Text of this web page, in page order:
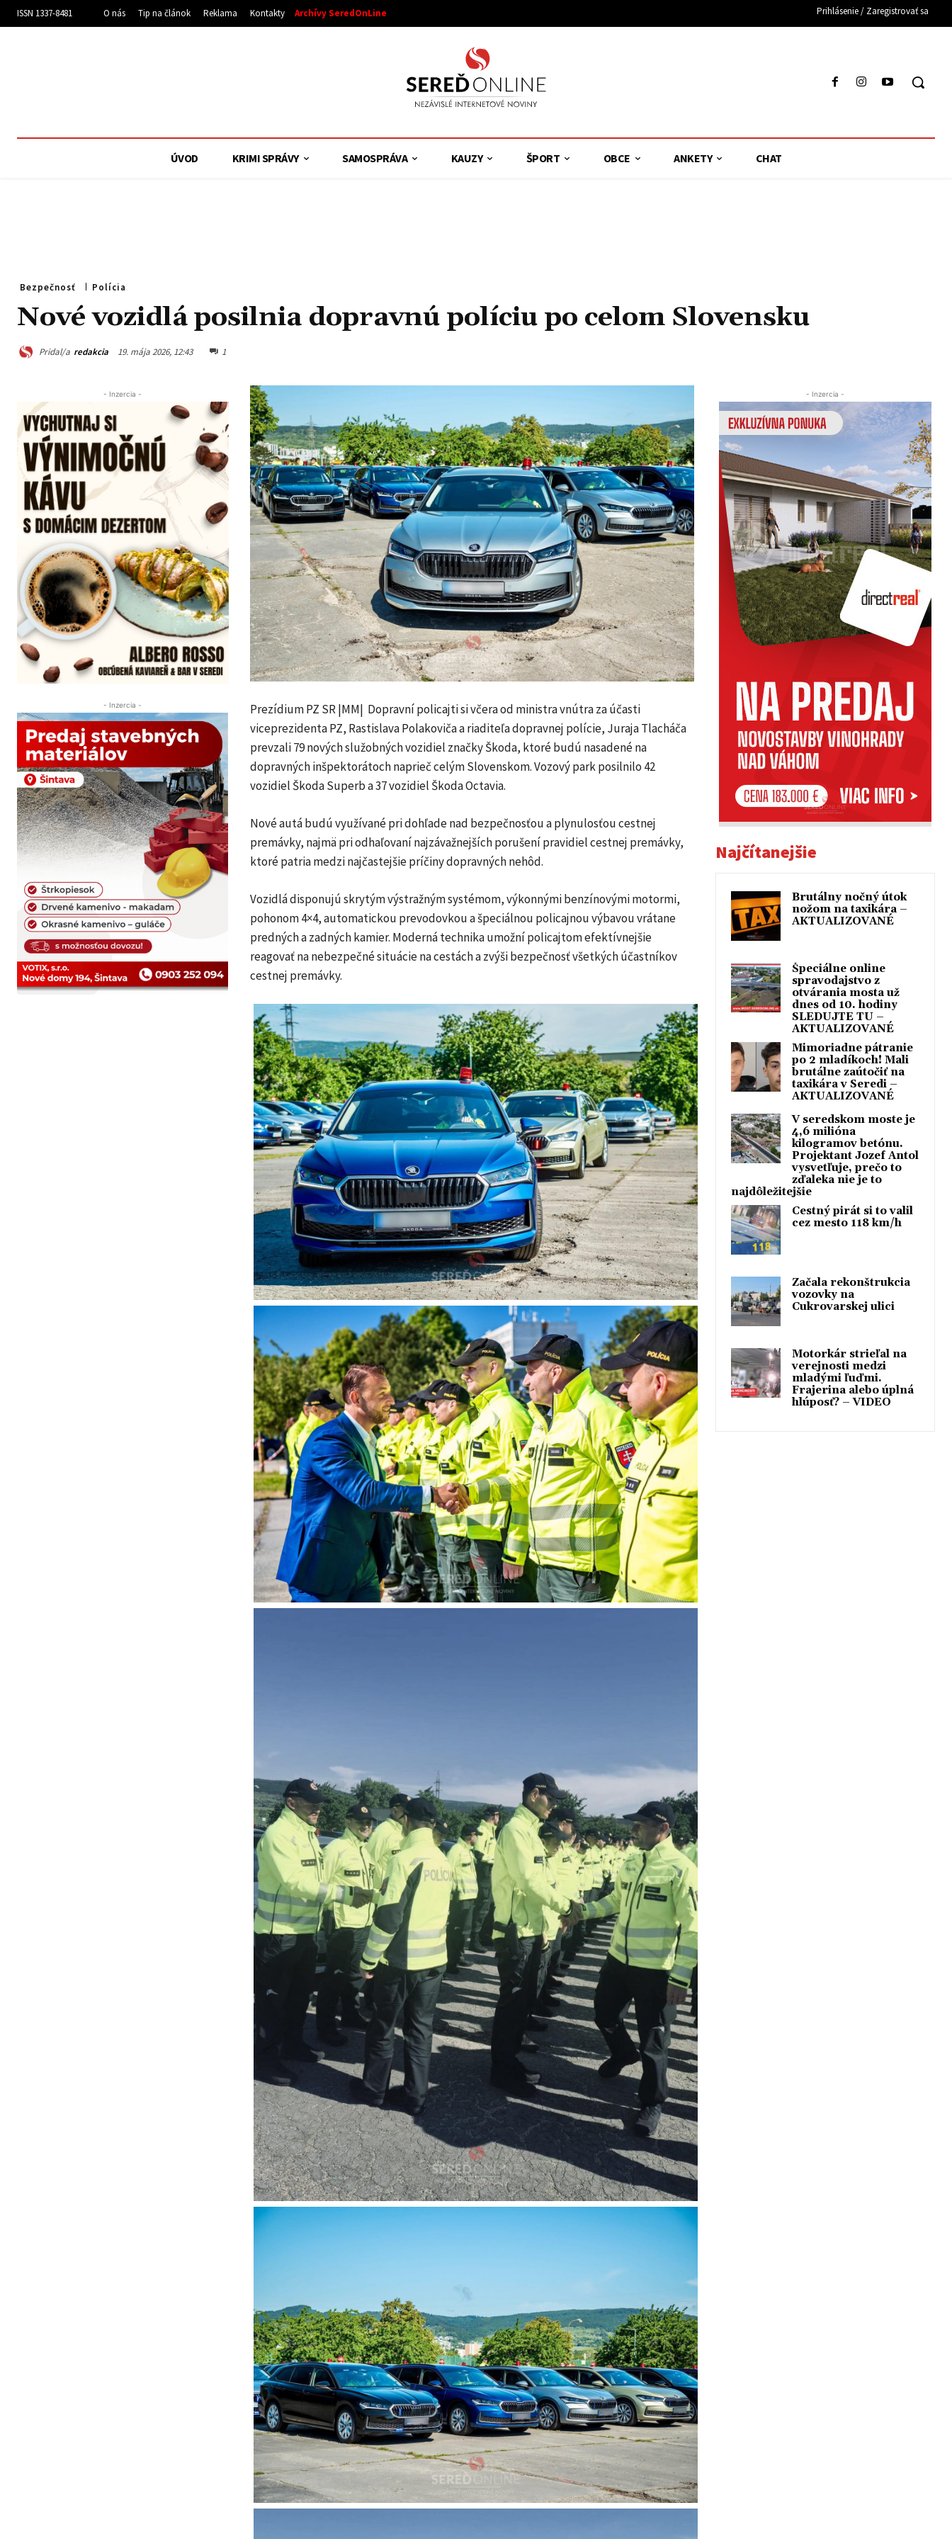
ISSN 1337-8481 O nás Tip na článok Reklama Kontakty Archívy SeredOnLine Prihlásenie / Zaregistrovať sa
ÚVOD KRIMI SPRÁVY SAMOSPRÁVA KAUZY ŠPORT OBCE ANKETY CHAT
Bezpečnosť Polícia
Nové vozidlá posilnia dopravnú políciu po celom Slovensku
Pridal/a redakcia 19. mája 2026, 12:43 1
- Inzercia -
- Inzercia -
Prezídium PZ SR |MM| Dopravní policajti si včera od ministra vnútra za účasti
viceprezidenta PZ, Rastislava Polakoviča a riaditeľa dopravnej polície, Juraja Tlacháča
prevzali 79 nových služobných vozidiel značky Škoda, ktoré budú nasadené na
dopravných inšpektorátoch naprieč celým Slovenskom. Vozový park posilnilo 42
vozidiel Škoda Superb a 37 vozidiel Škoda Octavia.
Nové autá budú využívané pri dohľade nad bezpečnosťou a plynulosťou cestnej
premávky, najmä pri odhaľovaní najzávažnejších porušení pravidiel cestnej premávky,
ktoré patria medzi najčastejšie príčiny dopravných nehôd.
Vozidlá disponujú skrytým výstražným systémom, výkonnými benzínovými motormi,
pohonom 4×4, automatickou prevodovkou a špeciálnou policajnou výbavou vrátane
predných a zadných kamier. Moderná technika umožní policajtom efektívnejšie
reagovať na nebezpečné situácie na cestách a zvýši bezpečnosť všetkých účastníkov
cestnej premávky.
- Inzercia -
Najčítanejšie
Brutálny nočný útok
nožom na taxikára –
AKTUALIZOVANÉ
Špeciálne online
spravodajstvo z
otvárania mosta už
dnes od 10. hodiny
SLEDUJTE TU –
AKTUALIZOVANÉ
Mimoriadne pátranie
po 2 mladíkoch! Mali
brutálne zaútočiť na
taxikára v Seredi –
AKTUALIZOVANÉ
V seredskom moste je
4,6 milióna
kilogramov betónu.
Projektant Jozef Antol
vysvetľuje, prečo to
zďaleka nie je to
najdôležitejšie
Cestný pirát si to valil
cez mesto 118 km/h
Začala rekonštrukcia
vozovky na
Cukrovarskej ulici
Motorkár strieľal na
verejnosti medzi
mladými ľuďmi.
Frajerina alebo úplná
hlúposť? – VIDEO